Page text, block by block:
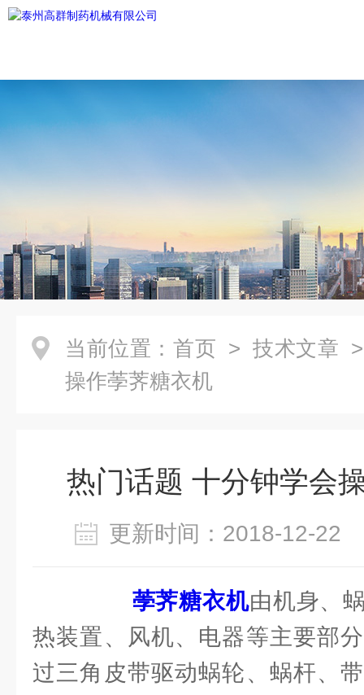
当前位置： 首页 > 技术文章
操作荸荠糖衣机
热门话题 十分钟学会
更新时间：2018-12-
荸荠糖衣机由机身、
热装置、风机、电器等主要部
过三角皮带驱动蜗轮、蜗杆、